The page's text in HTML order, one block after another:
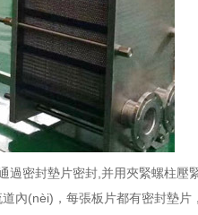
過密封墊片密封,并用夾緊螺柱壓
，每張板片都有密封墊片，